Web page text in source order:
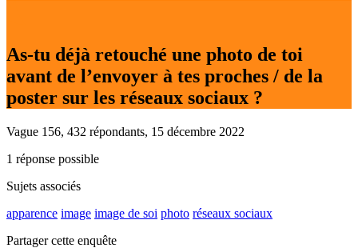
As-tu déjà retouché une photo de toi
avant de l’envoyer à tes proches / de la
poster sur les réseaux sociaux ?
Vague 156, 432 répondants, 15 décembre 2022
1 réponse possible
Sujets associés
apparence image image de soi photo réseaux sociaux
Partager cette enquête